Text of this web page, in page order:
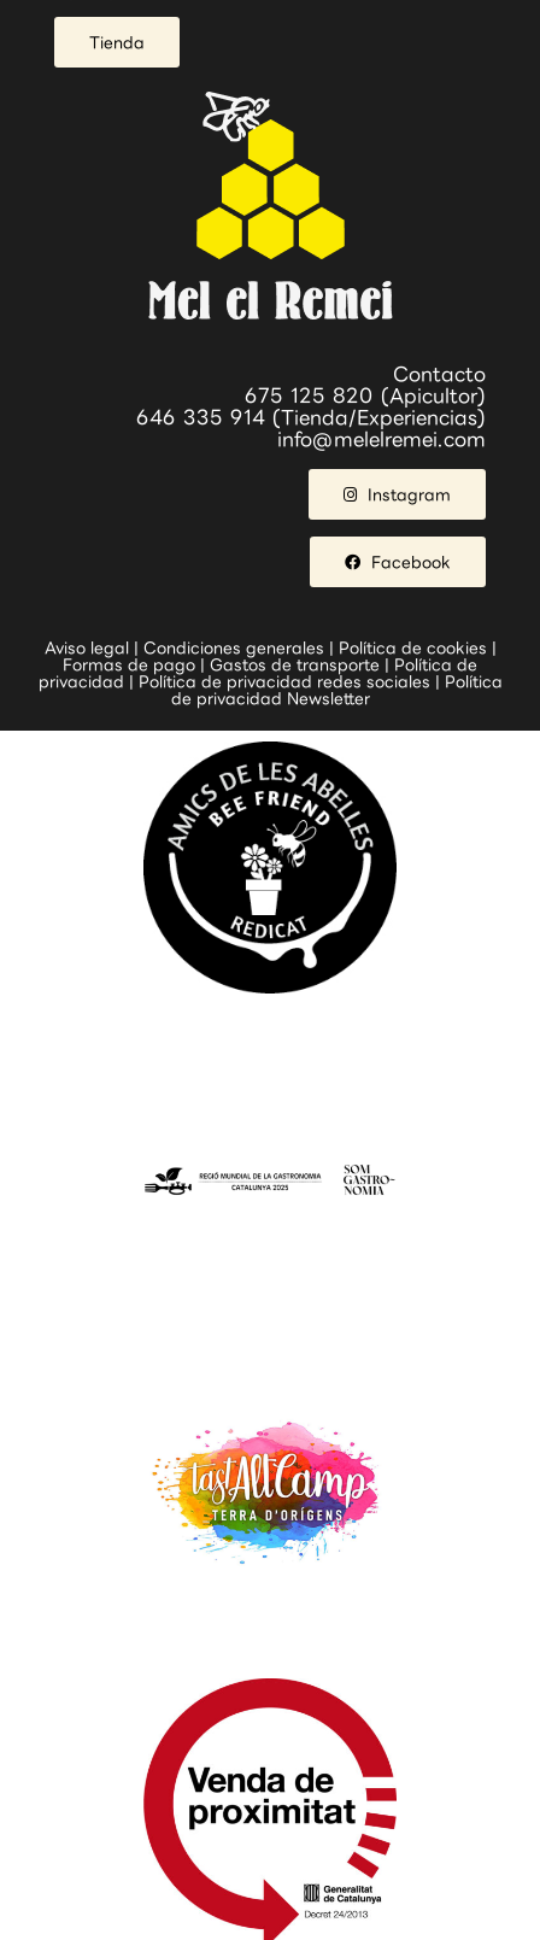
Tienda
Contacto
675 125 820 (Apicultor)
646 335 914 (Tienda/Experiencias)
info@melelremei.com
Instagram
Facebook
Aviso legal| Condiciones generales | Política de cookies |
Formas de pago | Gastos de transporte | Política de
privacidad | Política de privacidad redes sociales | Política
de privacidad Newsletter